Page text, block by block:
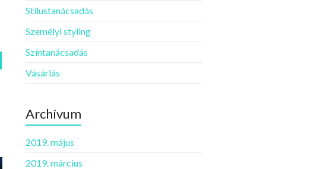
Stílustanácsadás
Személyi styling
Színtanácsadás
Vásárlás
Archívum
2019. május
2019. március